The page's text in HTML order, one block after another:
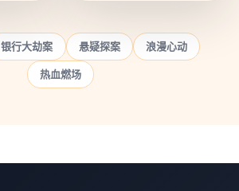
银行大劫案 悬疑探案
浪漫心动
热血燃场